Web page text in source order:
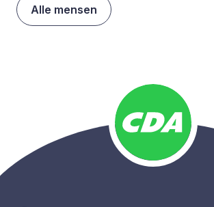
Alle mensen